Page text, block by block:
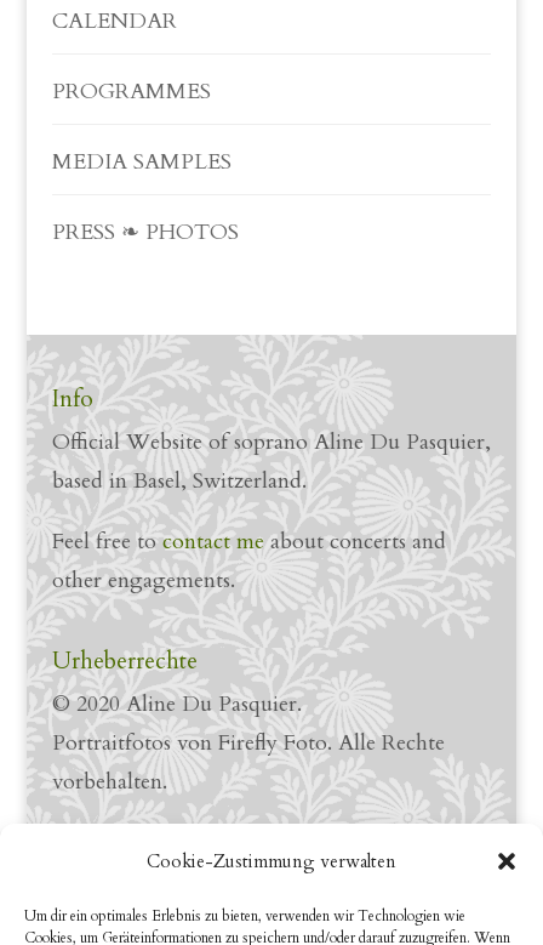
Cookie-Zustimmung verwalten
Um dir ein optimales Erlebnis zu bieten, verwenden wir Technologien wie
Cookies, um Geräteinformationen zu speichern und/oder darauf zuzugreifen. Wenn
CALENDAR
PROGRAMMES
MEDIA SAMPLES
PRESS ❧ PHOTOS
Info
Official Website of soprano Aline Du Pasquier,
based in Basel, Switzerland.
Feel free to contact meabout concerts and
other engagements.
Urheberrechte
© 2020 Aline Du Pasquier.
Portraitfotos von Firefly Foto. Alle Rechte
vorbehalten.
LinkedIn Profile